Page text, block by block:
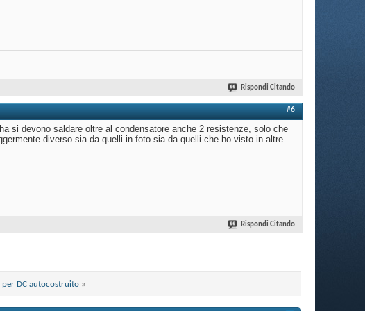
Rispondi Citando
#6
si devono saldare oltre al condensatore anche 2 resistenze, solo che
diverso sia da quelli in foto sia da quelli che ho visto in altre
Rispondi Citando
per DC autocostruito »